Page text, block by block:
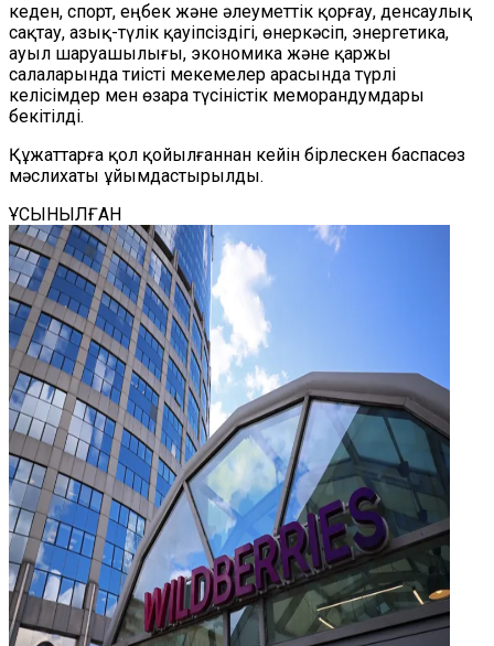
кеден, спорт, еңбек және әлеуметтік қорғау, денсаулық
сақтау, азық-түлік қауіпсіздігі, өнеркәсіп, энергетика,
ауыл шаруашылығы, экономика және қаржы
салаларында тиісті мекемелер арасында түрлі
келісімдер мен өзара түсіністік меморандумдары
бекітілді.
Құжаттарға қол қойылғаннан кейін бірлескен баспасөз
мәслихаты ұйымдастырылды.
ҰСЫНЫЛҒАН